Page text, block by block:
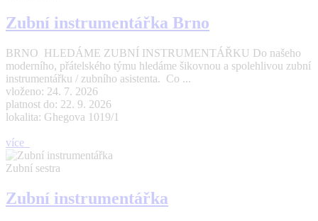
Zubní instrumentářka Brno
BRNO HLEDÁME ZUBNÍ INSTRUMENTÁŘKU Do našeho
moderního, přátelského týmu hledáme šikovnou a spolehlivou zubní
instrumentářku / zubního asistenta. Co ...
vloženo: 24. 7. 2026
platnost do: 22. 9. 2026
lokalita: Ghegova 1019/1
více
Zubní sestra
Zubní instrumentářka